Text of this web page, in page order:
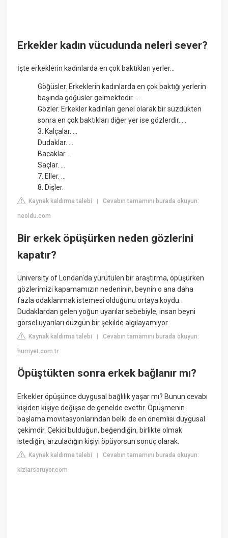
Erkekler kadın vücudunda neleri sever?
İşte erkeklerin kadınlarda en çok baktıkları yerler...
Göğüsler. Erkeklerin kadınlarda en çok baktığı yerlerin
başında göğüsler gelmektedir. ...
Gözler. Erkekler kadınları genel olarak bir süzdükten
sonra en çok baktıkları diğer yer ise gözlerdir. ...
3. Kalçalar. ...
Dudaklar. ...
Bacaklar. ...
Saçlar. ...
7. Eller. ...
8. Dişler.
Kaynak kaldırma talebi |Cevabın tamamını burada okuyun:
neoldu.com
Bir erkek öpüşürken neden gözlerini
kapatır?
University of Londan'da yürütülen bir araştırma, öpüşürken
gözlerimizi kapamamızın nedeninin, beynin o ana daha
fazla odaklanmak istemesi olduğunu ortaya koydu.
Dudaklardan gelen yoğun uyarılar sebebiyle, insan beyni
görsel uyarıları düzgün bir şekilde algılayamıyor.
Kaynak kaldırma talebi |Cevabın tamamını burada okuyun:
hurriyet.com.tr
Öpüştükten sonra erkek bağlanır mı?
Erkekler öpüşünce duygusal bağlılık yaşar mı? Bunun cevabı
kişiden kişiye değişse de genelde evettir. Öpüşmenin
başlama movitasyonlarından belki de en önemlisi duygusal
çekimdir. Çekici bulduğun, beğendiğin, birlikte olmak
istediğin, arzuladığın kişiyi öpüyorsun sonuç olarak.
Kaynak kaldırma talebi |Cevabın tamamını burada okuyun:
kizlarsoruyor.com